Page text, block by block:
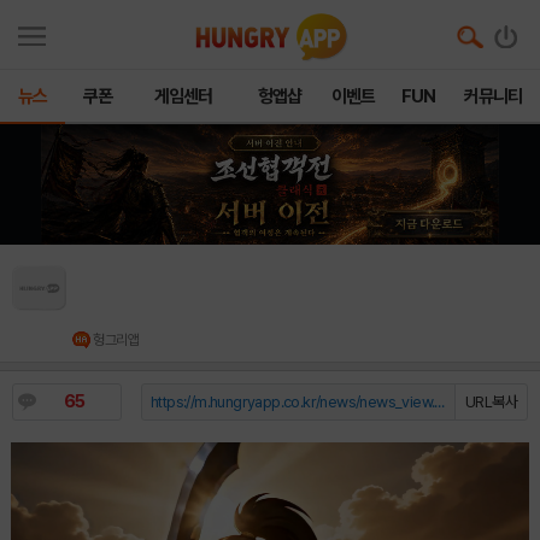
뉴스 쿠폰 게임센터 헝앱샵 이벤트 FUN 커뮤니티
헝그리앱
65 URL복사
https://m.hungryapp.co.kr/news/news_view.php?durl=YmNvZGU9b...